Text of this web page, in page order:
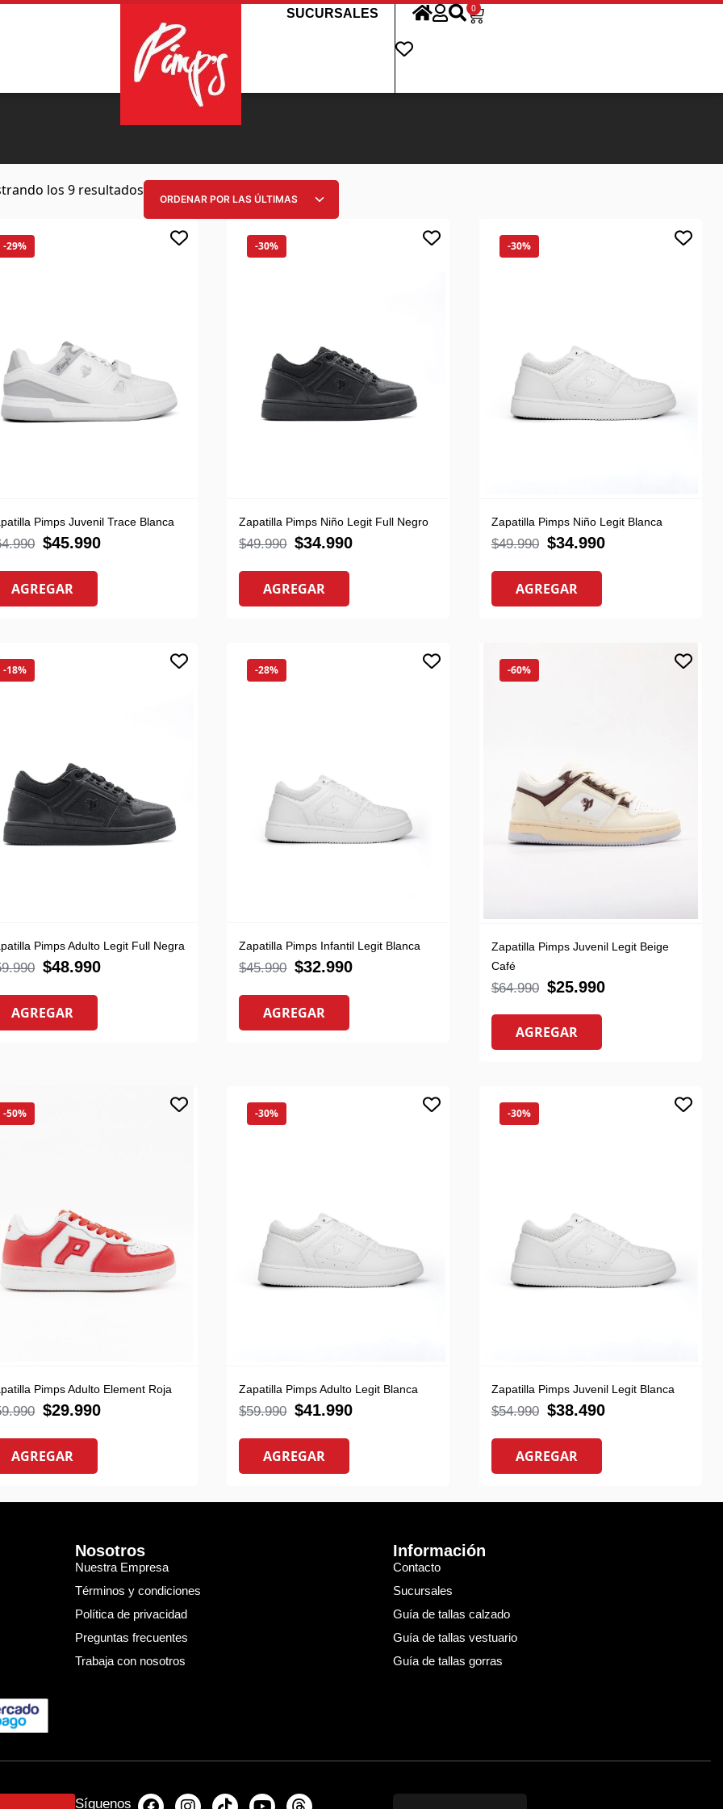
SUCURSALES 0
los 9 resultados
-29%
Pimps Juvenil Trace Blanca
$45.990
AGREGAR
-30%
Zapatilla Pimps Niño Legit Full Negro
$49.990 $34.990
AGREGAR
-30%
Zapatilla Pimps Niño Legit Blanca
$49.990 $34.990
AGREGAR
-18%
Pimps Adulto Legit Full Negra
$48.990
AGREGAR
-28%
Zapatilla Pimps Infantil Legit Blanca
$45.990 $32.990
AGREGAR
-60%
Zapatilla Pimps Juvenil Legit Beige
Café
$64.990 $25.990
AGREGAR
-50%
Pimps Adulto Element Roja
$29.990
AGREGAR
-30%
Zapatilla Pimps Adulto Legit Blanca
$59.990 $41.990
AGREGAR
-30%
Zapatilla Pimps Juvenil Legit Blanca
$54.990 $38.490
AGREGAR
Nosotros
Nuestra Empresa
Términos y condiciones
Política de privacidad
Preguntas frecuentes
Trabaja con nosotros
Información
Contacto
Sucursales
Guía de tallas calzado
Guía de tallas vestuario
Guía de tallas gorras
Síguenos